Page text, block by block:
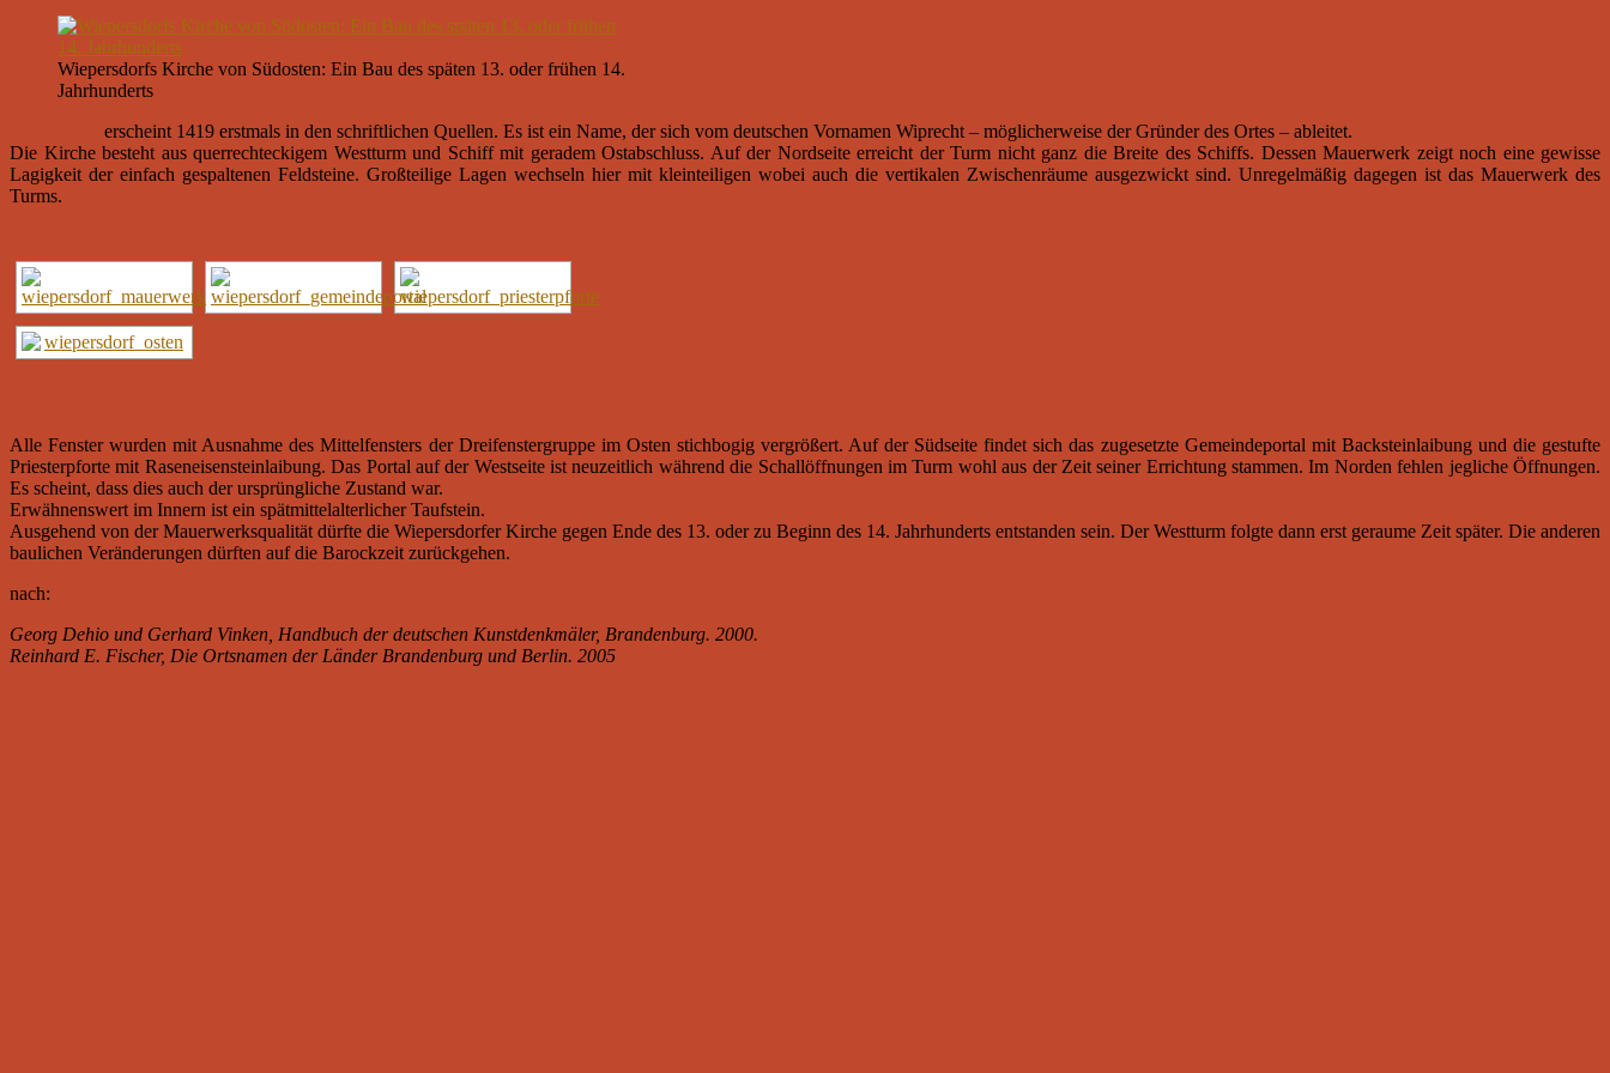
Wiepersdorfs Kirche von Südosten: Ein Bau des späten 13. oder frühen 14.
Jahrhunderts
erscheint 1419 erstmals in den schriftlichen Quellen. Es ist ein Name, der sich vom deutschen Vornamen Wiprecht – möglicherweise der Gründer des Ortes – ableitet.
Die Kirche besteht aus querrechteckigem Westturm und Schiff mit geradem Ostabschluss. Auf der Nordseite erreicht der Turm nicht ganz die Breite des Schiffs. Dessen Mauerwerk zeigt noch eine gewisse
Lagigkeit der einfach gespaltenen Feldsteine. Großteilige Lagen wechseln hier mit kleinteiligen wobei auch die vertikalen Zwischenräume ausgezwickt sind. Unregelmäßig dagegen ist das Mauerwerk des
Turms.
Alle Fenster wurden mit Ausnahme des Mittelfensters der Dreifenstergruppe im Osten stichbogig vergrößert. Auf der Südseite findet sich das zugesetzte Gemeindeportal mit Backsteinlaibung und die gestufte
Priesterpforte mit Raseneisensteinlaibung. Das Portal auf der Westseite ist neuzeitlich während die Schallöffnungen im Turm wohl aus der Zeit seiner Errichtung stammen. Im Norden fehlen jegliche Öffnungen.
Es scheint, dass dies auch der ursprüngliche Zustand war.
Erwähnenswert im Innern ist ein spätmittelalterlicher Taufstein.
Ausgehend von der Mauerwerksqualität dürfte die Wiepersdorfer Kirche gegen Ende des 13. oder zu Beginn des 14. Jahrhunderts entstanden sein. Der Westturm folgte dann erst geraume Zeit später. Die anderen
baulichen Veränderungen dürften auf die Barockzeit zurückgehen.
nach:
Georg Dehio und Gerhard Vinken, Handbuch der deutschen Kunstdenkmäler, Brandenburg. 2000.
Reinhard E. Fischer, Die Ortsnamen der Länder Brandenburg und Berlin. 2005